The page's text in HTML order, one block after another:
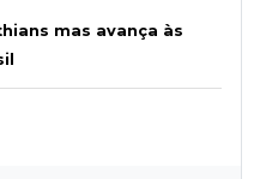
mas avança às